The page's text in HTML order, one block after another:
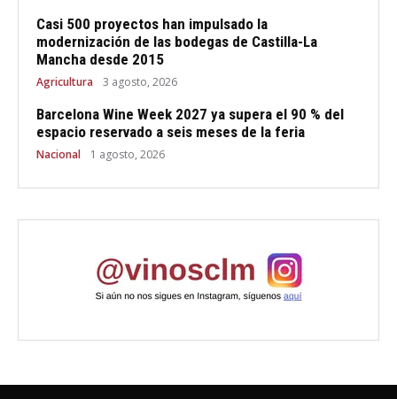
Casi 500 proyectos han impulsado la
modernización de las bodegas de Castilla-La
Mancha desde 2015
Agricultura 3 agosto, 2026
Barcelona Wine Week 2027 ya supera el 90 % del
espacio reservado a seis meses de la feria
Nacional 1 agosto, 2026